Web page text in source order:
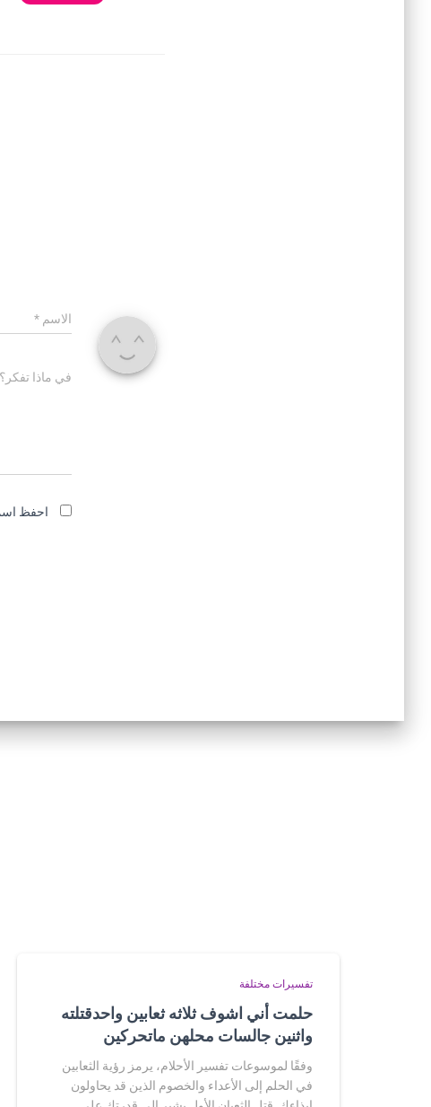
الاسم *
في ماذا تفكر؟
احفظ
تفسيرات مختلفة
حلمت أني اشوف ثلاثه ثعابين واحدقتلته
واثنين جالسات محلهن ماتحركين
وفقًا لموسوعات تفسير الأحلام، يرمز رؤية الثعابين
في الحلم إلى الأعداء والخصوم الذين قد يحاولون